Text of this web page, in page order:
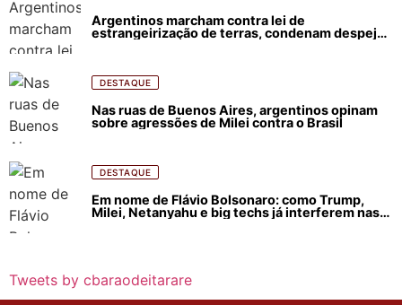
Argentinos marcham contra lei de
estrangeirização de terras, condenam despejos
DESTAQUE
Nas ruas de Buenos Aires, argentinos opinam
sobre agressões de Milei contra o Brasil
DESTAQUE
Em nome de Flávio Bolsonaro: como Trump,
Milei, Netanyahu e big techs já interferem nas
Tweets by cbaraodeitarare